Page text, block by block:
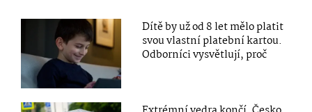
Dítě by už od 8 let mělo platit
svou vlastní platební kartou.
Odborníci vysvětlují, proč